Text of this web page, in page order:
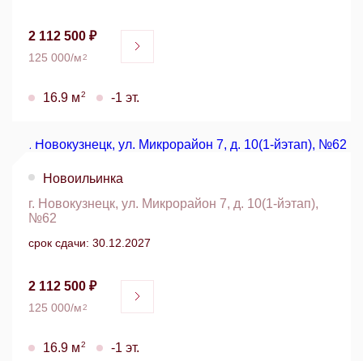
2 112 500 ₽
125 000/м2
16.9 м2 -1 эт.
Новоильинка
г. Новокузнецк, ул. Микрорайон 7, д. 10(1-йэтап),
№62
срок сдачи: 30.12.2027
2 112 500 ₽
125 000/м2
16.9 м2 -1 эт.